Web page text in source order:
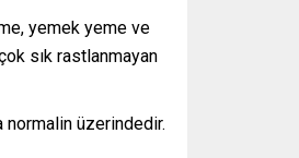
yemek yeme ve
sık rastlanmayan
normalin üzerindedir.